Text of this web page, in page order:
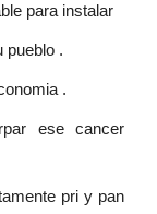
para instalar
pueblo .
.
ese cancer
pri y pan